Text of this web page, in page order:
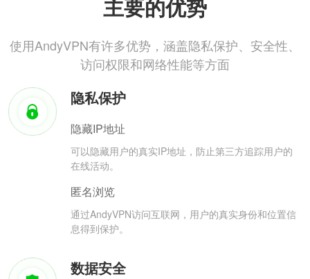
主要的优势
使用AndyVPN有许多优势，涵盖隐私保护、安全性、
访问权限和网络性能等方面
隐私保护
隐藏IP地址
可以隐藏用户的真实IP地址，防止第三方追踪用户的
在线活动。
匿名浏览
通过AndyVPN访问互联网，用户的真实身份和位置信
息得到保护。
数据安全